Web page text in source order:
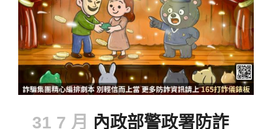
31 7 月 內政部警政署防詐